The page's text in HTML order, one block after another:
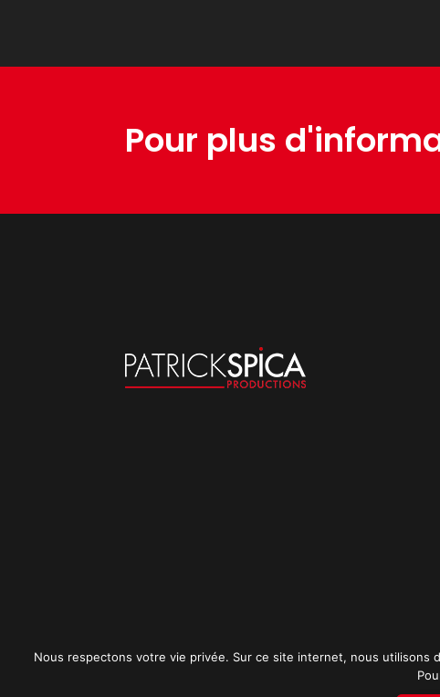
Pour plus
Politique de
Nous respectons votre vie privée. Sur ce site internet, nous utilisons